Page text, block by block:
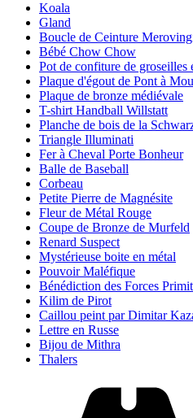
Koala
Gland
Boucle de Ceinture
Bébé Chow Chow
Pot de confiture de groseilles
Plaque d'égout de Pont à
Plaque de bronze médiévale
T-shirt Handball Willstatt
Planche de bois de la
Triangle Illuminati
Fer à Cheval Porte Bonheur
Balle de Baseball
Corbeau
Petite Pierre de Magnésite
Fleur de Métal Rouge
Coupe de Bronze de Murfeld
Renard Suspect
Mystérieuse boite en métal
Pouvoir Maléfique
Bénédiction des Forces
Kilim de Pirot
Caillou peint par Dimitar
Lettre en Russe
Bijou de Mithra
Thalers